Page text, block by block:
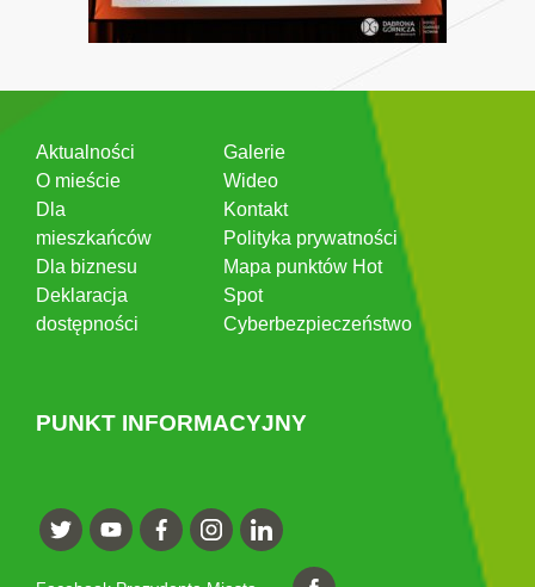
Aktualności
O mieście
Dla
mieszkańców
Dla biznesu
Deklaracja
dostępności
Galerie
Wideo
Kontakt
Polityka prywatności
Mapa punktów Hot
Spot
Cyberbezpieczeństwo
PUNKT INFORMACYJNY